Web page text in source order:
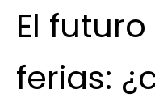
El
ferias: